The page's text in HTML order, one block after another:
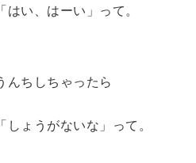
「はい、はーい」って。
んちしちゃったら
「しょうがないな」って。